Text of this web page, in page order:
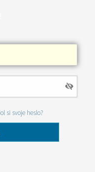
si svoje heslo?